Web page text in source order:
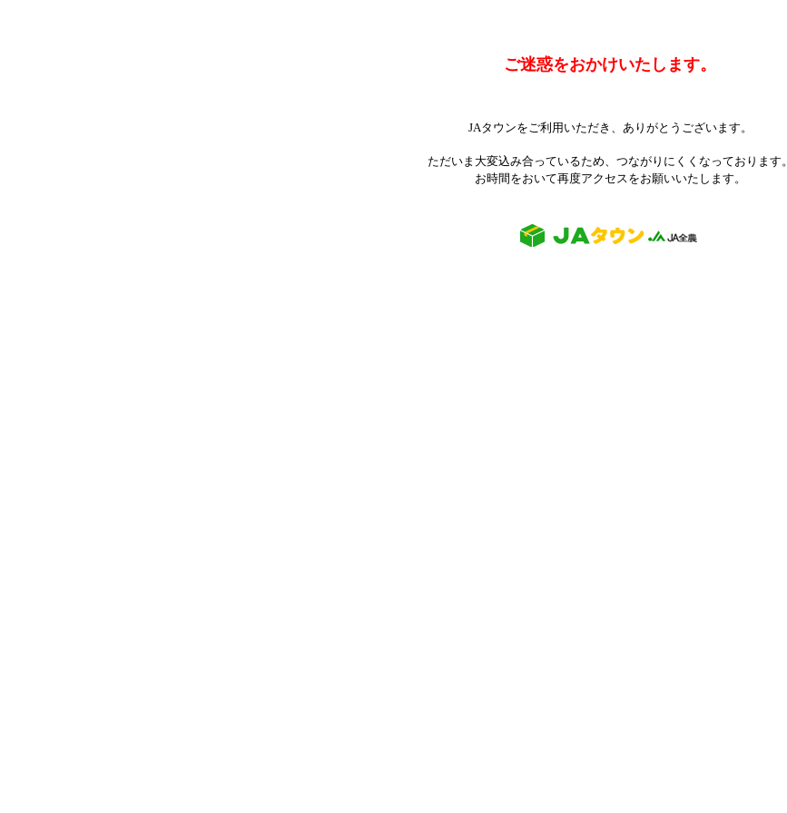
ご迷惑をおかけいたします。
JAタウンをご利用いただき、ありがとうございます。
ただいま大変込み合っているため、つながりにくくなっております。
お時間をおいて再度アクセスをお願いいたします。